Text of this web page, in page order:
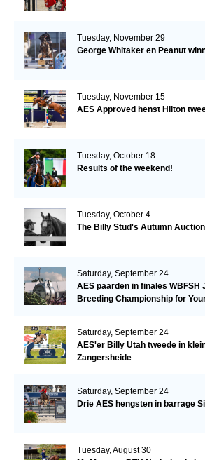
Tuesday, November 29
George Whitaker en Peanut
Tuesday, November 15
AES Approved henst Hilton
Tuesday, October 18
Results of the weekend!
Tuesday, October 4
The Billy Stud's Autumn
Saturday, September 24
AES paarden in finales WBFSH
Breeding Championship for
Saturday, September 24
AES'er Billy Utah tweede in
Zangersheide
Saturday, September 24
Drie AES hengsten in barrage
Tuesday, August 30